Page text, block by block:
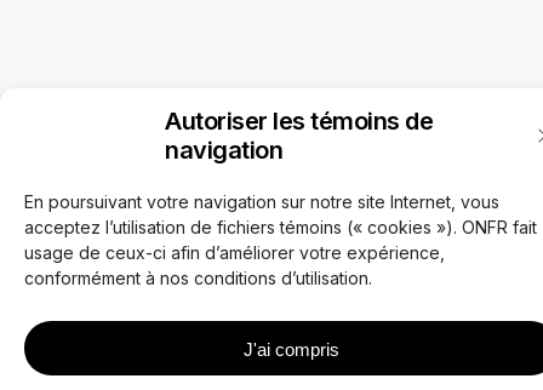
Autoriser les témoins de
navigation
En poursuivant votre navigation sur notre site Internet, vous
acceptez l’utilisation de fichiers témoins (« cookies »). ONFR fait
usage de ceux-ci afin d’améliorer votre expérience,
conformément à nos conditions d’utilisation.
J'ai compris